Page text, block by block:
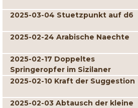
2025-03-04 Stuetzpunkt auf d6
2025-02-24 Arabische Naechte
2025-02-17 Doppeltes
Springeropfer im Sizilaner
2025-02-10 Kraft der Suggestion
2025-02-03 Abtausch der kleine